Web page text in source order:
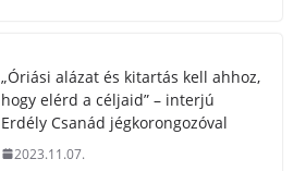
„Óriási alázat és kitartás kell ahhoz,
hogy elérd a céljaid” – interjú
Erdély Csanád jégkorongozóval
2023.11.07.